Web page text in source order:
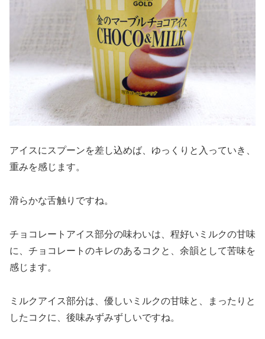
アイスにスプーンを差し込めば、ゆっくりと入っていき、
重みを感じます。
滑らかな舌触りですね。
チョコレートアイス部分の味わいは、程好いミルクの甘味
に、チョコレートのキレのあるコクと、余韻として苦味を
感じます。
ミルクアイス部分は、優しいミルクの甘味と、まったりと
したコクに、後味みずみずしいですね。